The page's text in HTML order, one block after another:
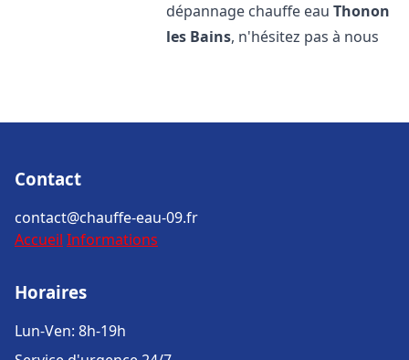
dépannage chauffe eauThonon
les Bains, n'hésitez pas à nous
Contact
contact@chauffe-eau-09.fr
Accueil Informations
Horaires
Lun-Ven: 8h-19h